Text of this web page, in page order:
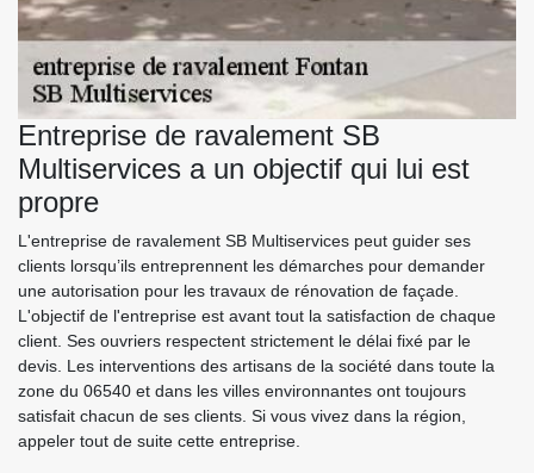
Entreprise de ravalement SB
Multiservices a un objectif qui lui est
propre
L'entreprise de ravalement SB Multiservices peut guider ses
clients lorsqu’ils entreprennent les démarches pour demander
une autorisation pour les travaux de rénovation de façade.
L'objectif de l'entreprise est avant tout la satisfaction de chaque
client. Ses ouvriers respectent strictement le délai fixé par le
devis. Les interventions des artisans de la société dans toute la
zone du 06540 et dans les villes environnantes ont toujours
satisfait chacun de ses clients. Si vous vivez dans la région,
appeler tout de suite cette entreprise.